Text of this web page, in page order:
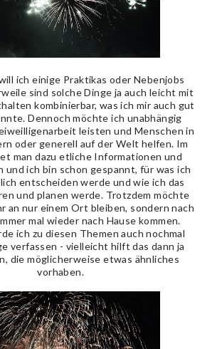
ich einige Praktikas oder Nebenjobs
sind solche Dinge ja auch leicht mit
kombinierbar, was ich mir auch gut
Dennoch möchte ich unabhängig
leisten und Menschen in
oder generell auf der Welt helfen. Im
man dazu etliche Informationen und
und ich bin schon gespannt, für was ich
entscheiden werde und wie ich das
und planen werde. Trotzdem möchte
an nur einem Ort bleiben, sondern nach
mal wieder nach Hause kommen.
ich zu diesen Themen auch nochmal
verfassen - vielleicht hilft das dann ja
die möglicherweise etwas ähnliches
vorhaben.